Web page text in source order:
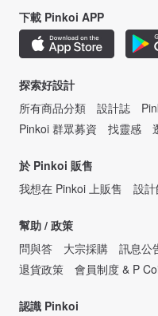
下載 Pinkoi APP
探索好設計
所有商品分類
設計誌
Pinkoi 群眾募資
找靈感
於 Pinkoi 販售
我想在 Pinkoi 上販售
設
幫助 / 政策
問與答
大宗採購 訊息公
退貨政策
會員制度 & P
認識 Pinkoi